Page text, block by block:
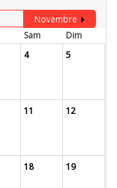
Novembre
Sam
Dim
4 5
11 12
18 19